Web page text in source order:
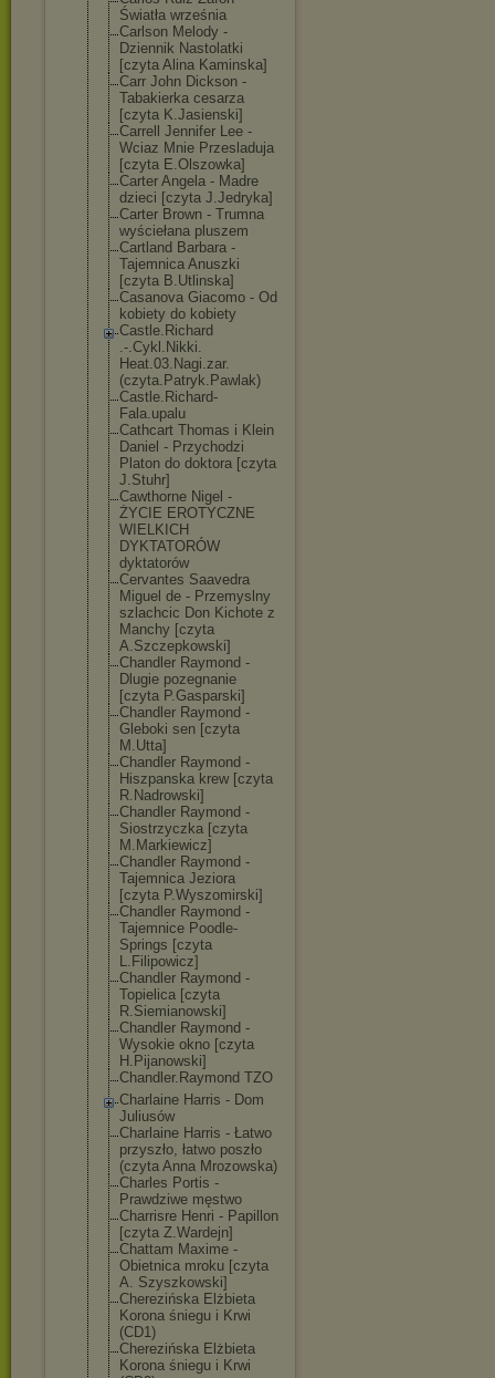
Światła września
Carlson Melody -
Dziennik Nastolatki
[czyta Alina Kaminska]
Carr John Dickson -
Tabakierka cesarza
[czyta K.Jasienski]
Carrell Jennifer Lee -
Wciaz Mnie Przesladuja
[czyta E.Olszowka]
Carter Angela - Madre
dzieci [czyta J.Jedryka]
Carter Brown - Trumna
wyściełana pluszem
Cartland Barbara -
Tajemnica Anuszki
[czyta B.Utlinska]
Casanova Giacomo - Od
kobiety do kobiety
Castle.Richard
.-.Cykl.Nikki.
Heat.03.Nagi.zar.
(czyta.Patryk.Pawlak)
Castle.Richard-
Fala.upalu
Cathcart Thomas i Klein
Daniel - Przychodzi
Platon do doktora [czyta
J.Stuhr]
Cawthorne Nigel -
ŻYCIE EROTYCZNE
WIELKICH
DYKTATORÓW
dyktatorów
Cervantes Saavedra
Miguel de - Przemyslny
szlachcic Don Kichote z
Manchy [czyta
A.Szczepkowski]
Chandler Raymond -
Dlugie pozegnanie
[czyta P.Gasparski]
Chandler Raymond -
Gleboki sen [czyta
M.Utta]
Chandler Raymond -
Hiszpanska krew [czyta
R.Nadrowski]
Chandler Raymond -
Siostrzyczka [czyta
M.Markiewicz]
Chandler Raymond -
Tajemnica Jeziora
[czyta P.Wyszomirski]
Chandler Raymond -
Tajemnice Poodle-
Springs [czyta
L.Filipowicz]
Chandler Raymond -
Topielica [czyta
R.Siemianowski]
Chandler Raymond -
Wysokie okno [czyta
H.Pijanowski]
Chandler.Raymond TZO
Charlaine Harris - Dom
Juliusów
Charlaine Harris - Łatwo
przyszło, łatwo poszło
(czyta Anna Mrozowska)
Charles Portis -
Prawdziwe męstwo
Charrisre Henri - Papillon
[czyta Z.Wardejn]
Chattam Maxime -
Obietnica mroku [czyta
A. Szyszkowski]
Cherezińska Elżbieta
Korona śniegu i Krwi
(CD1)
Cherezińska Elżbieta
Korona śniegu i Krwi